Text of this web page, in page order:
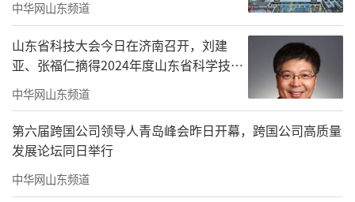
中华网山东频道
山东省科技大会今日在济南召开，刘建
亚、张福仁摘得2024年度山东省科学技术
奖最高奖！
中华网山东频道
第六届跨国公司领导人青岛峰会昨日开幕，跨国公司高质量
发展论坛同日举行
中华网山东频道